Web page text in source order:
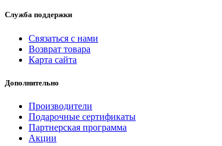
Служба поддержки
Связаться с нами
Возврат товара
Карта сайта
Дополнительно
Производители
Подарочные сертификаты
Партнерская программа
Акции